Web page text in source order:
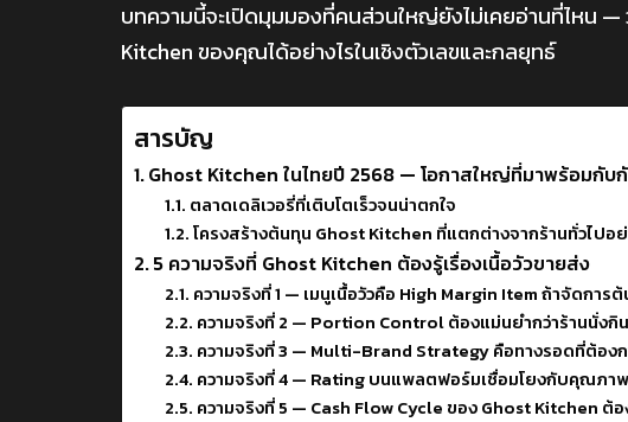
บทความนี้จะเปิดมุมมองที่คนส่วนใหญ่ยังไม่เคยอ่านที่ไหน —
Kitchen ของคุณได้อย่างไรในเชิงตัวเลขและกลยุทธ์
สารบัญ
Ghost Kitchen ในไทยปี 2568 — โอกาสใหญ่ที่มาพร้อมกับ
ตลาดเดลิเวอรี่ที่เติบโตเร็วจนน่าตกใจ
โครงสร้างต้นทุน Ghost Kitchen ที่แตกต่างจากร้านทั่วไปอ
5 ความจริงที่ Ghost Kitchen ต้องรู้เรื่องเนื้อวัวขายส่ง
ความจริงที่ 1 — เมนูเนื้อวัวคือ High Margin Item ถ้าจัดการ
ความจริงที่ 2 — Portion Control ต้องแม่นยำกว่าร้านนั่งกิ
ความจริงที่ 3 — Multi-Brand Strategy คือทางรอดที่ต้อง
ความจริงที่ 4 — Rating บนแพลตฟอร์มเชื่อมโยงกับคุณภา
ความจริงที่ 5 — Cash Flow Cycle ของ Ghost Kitchen